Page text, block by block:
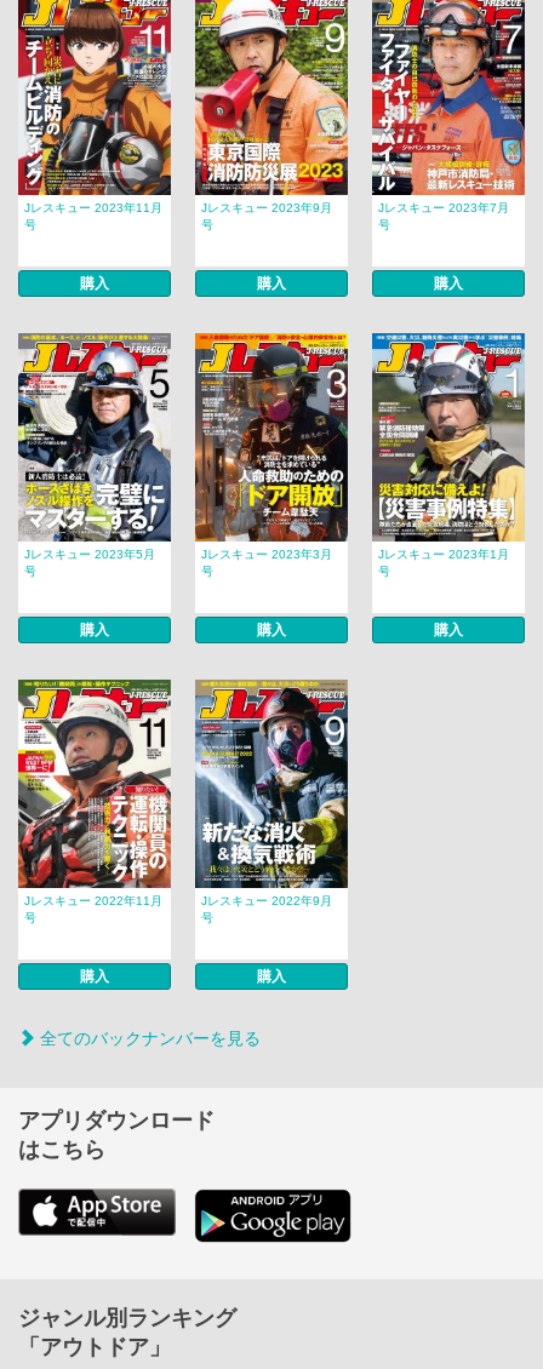
Jレスキュー 2023年11月
号
購入
Jレスキュー 2023年9月
号
購入
Jレスキュー 2023年7月
号
購入
Jレスキュー 2023年5月
号
購入
Jレスキュー 2023年3月
号
購入
Jレスキュー 2023年1月
号
購入
Jレスキュー 2022年11月
号
購入
Jレスキュー 2022年9月
号
購入
全てのバックナンバーを見る
アプリダウンロード
はこちら
ジャンル別ランキング
「アウトドア」